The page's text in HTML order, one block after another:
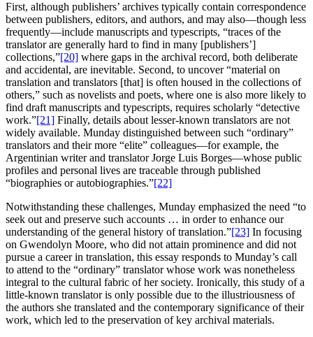
First, although publishers’ archives typically contain correspondence
between publishers, editors, and authors, and may also—though less
frequently—include manuscripts and typescripts, “traces of the
translator are generally hard to find in many [publishers’]
collections,”[20] where gaps in the archival record, both deliberate
and accidental, are inevitable. Second, to uncover “material on
translation and translators [that] is often housed in the collections of
others,” such as novelists and poets, where one is also more likely to
find draft manuscripts and typescripts, requires scholarly “detective
work.”[21] Finally, details about lesser‑known translators are not
widely available. Munday distinguished between such “ordinary”
translators and their more “elite” colleagues—for example, the
Argentinian writer and translator Jorge Luis Borges—whose public
profiles and personal lives are traceable through published
“biographies or autobiographies.”[22]
Notwithstanding these challenges, Munday emphasized the need “to
seek out and preserve such accounts … in order to enhance our
understanding of the general history of translation.”[23] In focusing
on Gwendolyn Moore, who did not attain prominence and did not
pursue a career in translation, this essay responds to Munday’s call
to attend to the “ordinary” translator whose work was nonetheless
integral to the cultural fabric of her society. Ironically, this study of a
little‑known translator is only possible due to the illustriousness of
the authors she translated and the contemporary significance of their
work, which led to the preservation of key archival materials.